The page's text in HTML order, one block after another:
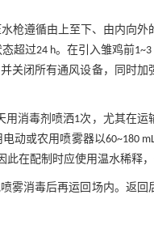
枪遵循由上至下、由内向
超过24 h。在引入雏鸡前
关闭所有通风设备，同时加
消毒剂喷洒1次，尤其在
动或农用喷雾器以60~180
在配制时应使用温水稀释
雾消毒后再运回场内。返回